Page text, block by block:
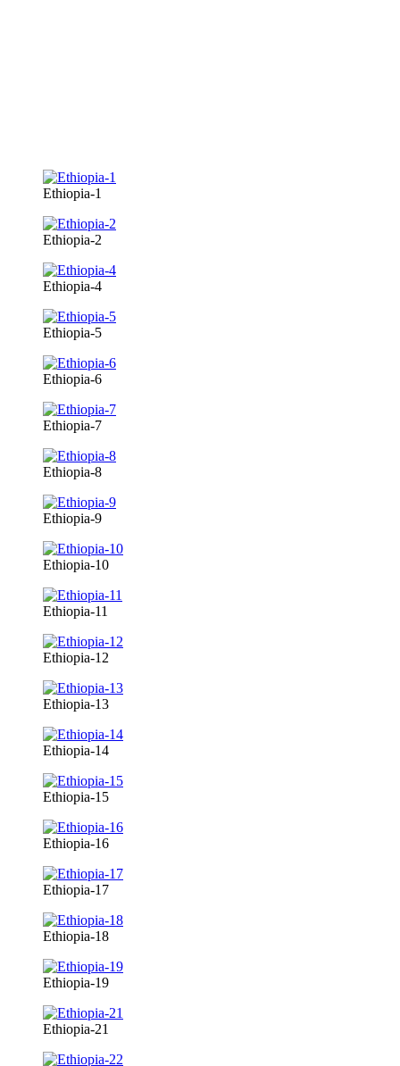
Ethiopia-1
Ethiopia-2
Ethiopia-4
Ethiopia-5
Ethiopia-6
Ethiopia-7
Ethiopia-8
Ethiopia-9
Ethiopia-10
Ethiopia-11
Ethiopia-12
Ethiopia-13
Ethiopia-14
Ethiopia-15
Ethiopia-16
Ethiopia-17
Ethiopia-18
Ethiopia-19
Ethiopia-21